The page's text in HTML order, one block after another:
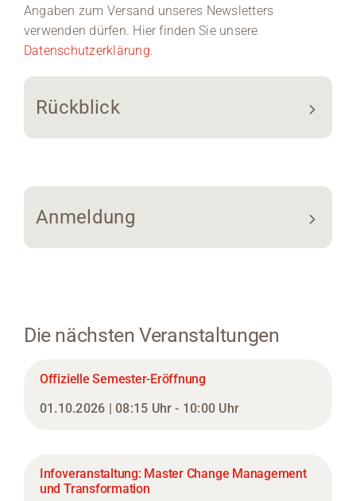
Angaben zum Versand unseres Newsletters
verwenden dürfen. Hier finden Sie unsere
Datenschutzerklärung.
Rückblick
Anmeldung
Die nächsten Veranstaltungen
Offizielle Semester-Eröffnung
01.10.2026 | 08:15 Uhr - 10:00 Uhr
Infoveranstaltung: Master Change Management
und Transformation